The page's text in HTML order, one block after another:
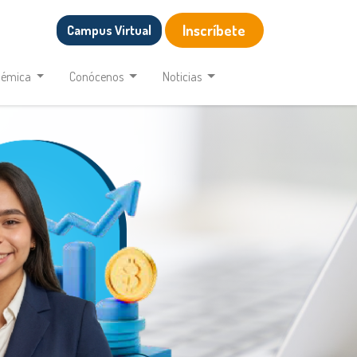
Campus Virtual Inscríbete
Conócenos Noticias